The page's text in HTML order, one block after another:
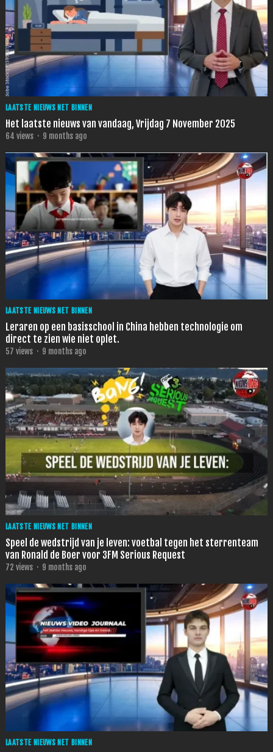
LAATSTE NIEUWS NET BINNEN
Het laatste nieuws van vandaag, Vrijdag 7 November 2025
64 views · 9 months ago
LAATSTE NIEUWS NET BINNEN
Leraren op een basisschool in China hebben technologie om
direct te zien wie niet oplet.
57 views · 9 months ago
LAATSTE NIEUWS NET BINNEN
Speel de wedstrijd van je leven: voetbal tegen het sterrenteam
van Ronald de Boer voor 3FM Serious Request
72 views · 9 months ago
LAATSTE NIEUWS NET BINNEN